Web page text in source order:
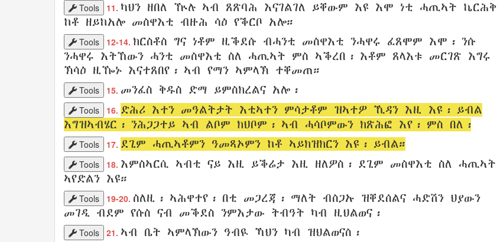
Tools 11. ካህን ዘበለ ዅሉ ኣብ ጸጽባሕ እናገልገለ ይቐውም እዩ እሞ ነቲ ሓጢኣት ኬርሕቅ
ከቶ ዘይከአሎ መስዋእቲ ብዙሕ ሳዕ የቕርቦ አሎ።
Tools 12-14. ክርስቶስ ግና ነቶም ዚቕደሱ ብሓንቲ መስዋእቲ ንሓዋሩ ፈጸሞም እሞ፡ ንሱ
ንሓዋሩ እትኸውን ሓንቲ መስዋእቲ ስለ ሓጢኣት ምስ ኣቕረበ፡ እቶም ጸላእቱ መርገጽ እግሩ
ኽሳዕ ዚዀኑ እናተጸበየ ፡ ኣብ የማን ኣምላኽ ተቐመጠ።
Tools 15. መንፈስ ቅዱስ ድማ ይምስክረልና አሎ ፡
Tools 16. ድሕሪ እተን መዓልትታት እቲኣተን ምሳታቶም ዝኣተዎ ኺዳን እዚ እዩ፡ ይብል
እግዝኣብሄር ፡ ንሕጋጋተይ ኣብ ልቦም ክህቦም፡ ኣብ ሓሳቦምውን ክጽሕፎ እየ፡ ምስ በለ፡
Tools 17. ደጊም ሓጢኣቶምን ዓመጻኦምን ከቶ ኣይክዝክርን እዩ፡ ይብል።
Tools 18. እምስኣርሲ ኣብቲ ናይ እዚ ይቕሬታ እዚ ዘለዎስ ፡ ደጊም መስዋእቲ ስለ ሓጢኣት
ኣየድልን እዩ።
Tools 19-20. ስለዚ፡ ኣሕዋተየ ፡ በቲ መጋረጃ ፡ ማለት ብስጋኡ ዝቐደሰልና ሓድሽን ህያውን
መገዲ ብደም የሱስ ናብ መቕደስ ንምእታው ትብዓት ካብ ዚህልወና ፡
Tools 21. ኣብ ቤት ኣምላኽውን ዓብዪ ኻህን ካብ ዝህልወናስ፡